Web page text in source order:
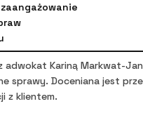
adwokat Kariną Markwat-
sprawy. Doceniana jest
z klientem.